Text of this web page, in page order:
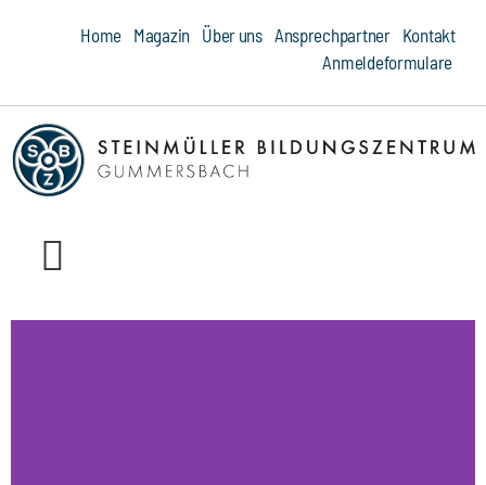
Home Magazin Über uns Ansprechpartner
Kontakt
Anmeldeformulare